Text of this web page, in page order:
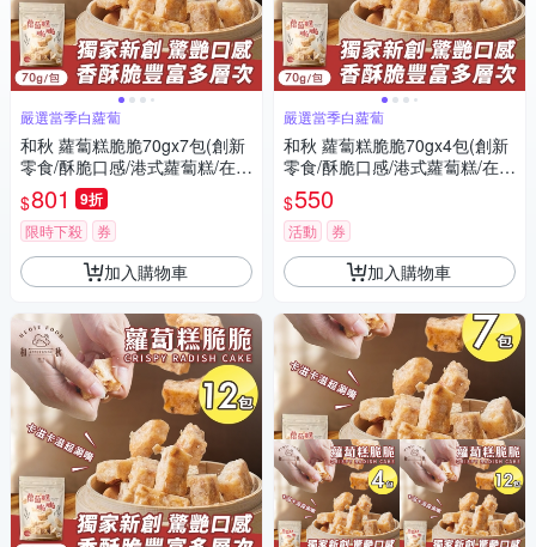
嚴選當季白蘿蔔
和秋 蘿蔔糕脆脆70gx7包(創新
零食/酥脆口感/港式蘿蔔糕/在來
米/傳統風味/台式小吃/團購)
$801 9折
限時下殺 券
加入購物車
嚴選當季白蘿蔔
和秋 蘿蔔糕脆脆70gx4包(創新
零食/酥脆口感/港式蘿蔔糕/在來
米/傳統風味/台式小吃/團購)
$550
活動 券
加入購物車